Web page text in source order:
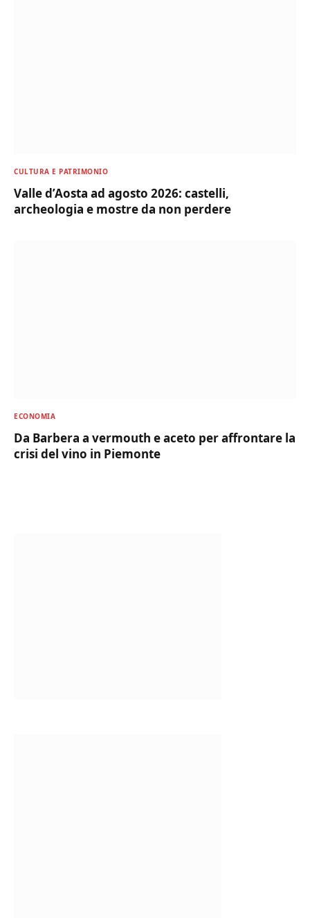
CULTURA E PATRIMONIO
Valle d’Aosta ad agosto 2026: castelli,
archeologia e mostre da non perdere
ECONOMIA
Da Barbera a vermouth e aceto per affrontare la
crisi del vino in Piemonte